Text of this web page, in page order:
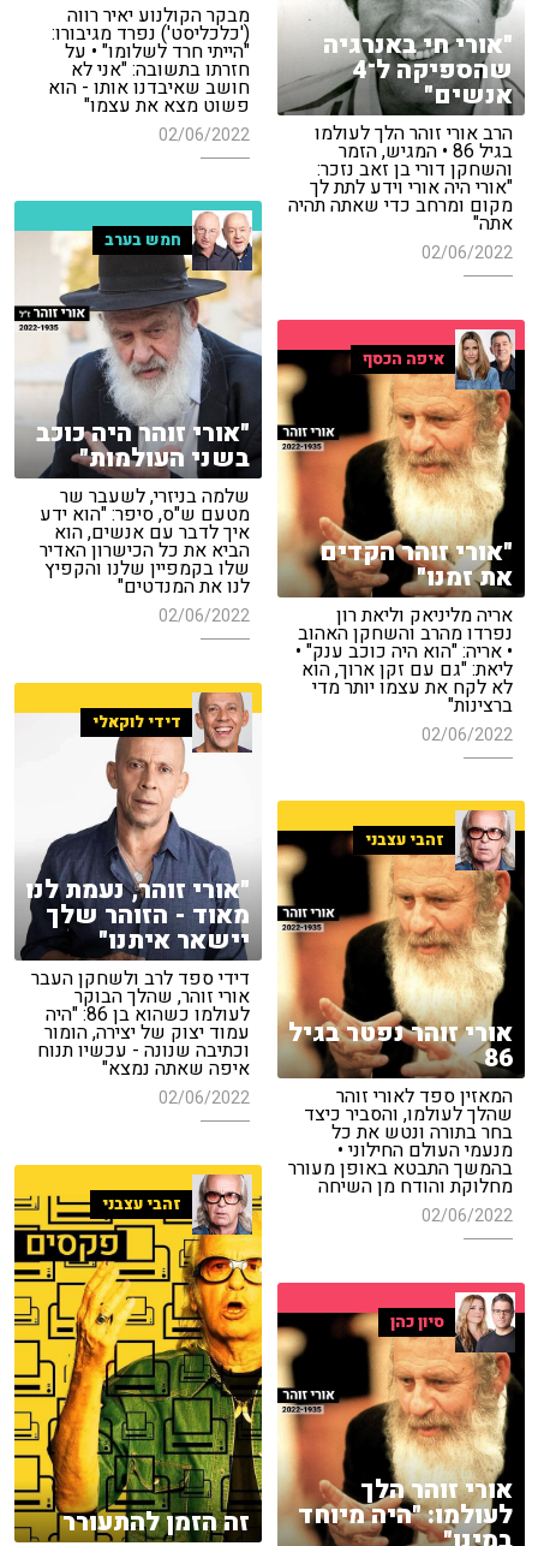
מבקר הקולנוע יאיר רווה
('כלכליסט') נפרד מגיבורו:
"הייתי חרד לשלומו" • על
חזרתו בתשובה: "אני לא
חושב שאיבדנו אותו - הוא
פשוט מצא את עצמו"
02/06/2022
"אורי חי באנרגיה
שהספיקה ל־4
אנשים"
הרב אורי זוהר הלך לעולמו
בגיל 86 • המגיש, הזמר
והשחקן דורי בן זאב נזכר:
"אורי היה אורי וידע לתת לך
מקום ומרחב כדי שאתה תהיה
אתה"
02/06/2022 חמש בערב
"אורי זוהר היה כוכב
בשני העולמות"
שלמה בניזרי, לשעבר שר
מטעם ש"ס, סיפר: "הוא ידע
איך לדבר עם אנשים, הוא
הביא את כל הכישרון האדיר
שלו בקמפיין שלנו והקפיץ
לנו את המנדטים"
02/06/2022
איפה הכסף
"אורי זוהר הקדים
את זמנו"
אריה מליניאק וליאת רון
נפרדו מהרב והשחקן האהוב
• אריה: "הוא היה כוכב ענק" •
ליאת: "גם עם זקן ארוך, הוא
לא לקח את עצמו יותר מדי
ברצינות"
02/06/2022 דידי לוקאלי
"אורי זוהר, נעמת לנו
מאוד - הזוהר שלך
יישאר איתנו"
דידי ספד לרב ולשחקן העבר
אורי זוהר, שהלך הבוקר
לעולמו כשהוא בן 86: "היה
עמוד יצוק של יצירה, הומור
וכתיבה שנונה - עכשיו תנוח
איפה שאתה נמצא"
02/06/2022
זהבי עצבני
אורי זוהר נפטר בגיל
86
המאזין ספד לאורי זוהר
שהלך לעולמו, והסביר כיצד
בחר בתורה ונטש את כל
מנעמי העולם החילוני •
בהמשך התבטא באופן מעורר
מחלוקת והודח מן השיחה
02/06/2022 זהבי עצבני
זה הזמן להתעורר
סיון כהן
אורי זוהר הלך
לעולמו: "היה מיוחד